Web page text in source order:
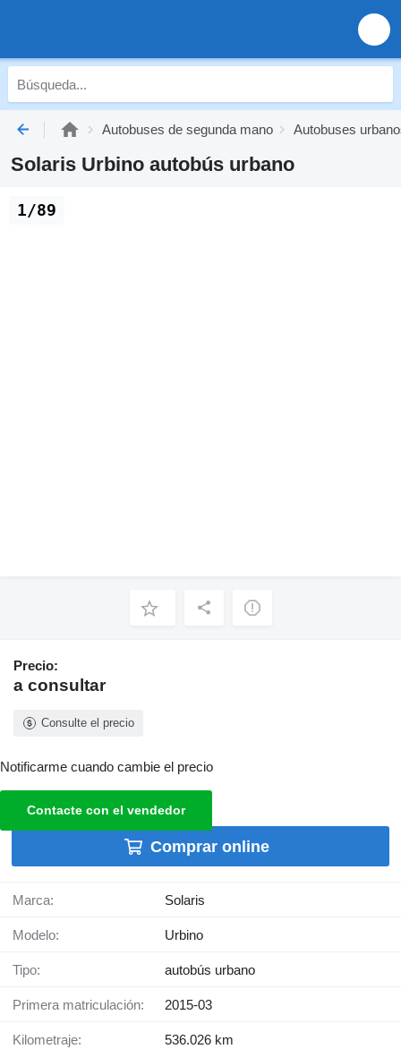
Autobuses de segunda mano Autobuses
Solaris Urbino autobús urbano
1/89
Precio:
a consultar
Consulte el precio
Notificarme cuando cambie el precio
Contacte con el vendedor
Comprar online
Marca: Solaris
Modelo: Urbino
Tipo: autobús urbano
Primera matriculación: 2015-03
Kilometraje: 536.026 km